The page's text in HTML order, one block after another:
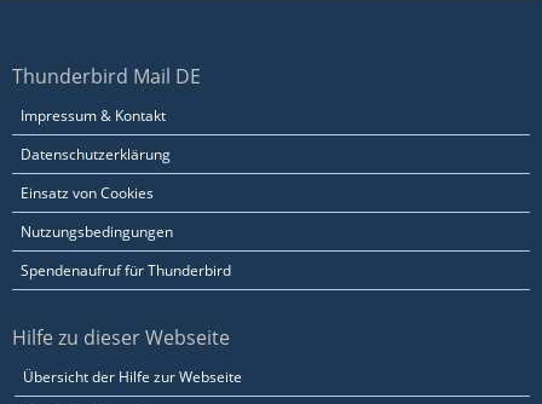
Thunderbird Mail DE
Impressum & Kontakt
Datenschutzerklärung
Einsatz von Cookies
Nutzungsbedingungen
Spendenaufruf für Thunderbird
Hilfe zu dieser Webseite
Übersicht der Hilfe zur Webseite